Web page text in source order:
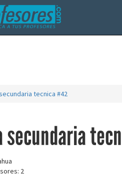
tecnica #42
secundaria
2